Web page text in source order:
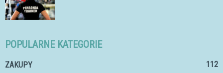
POPULARNE KATEGORIE
ZAKUPY
112